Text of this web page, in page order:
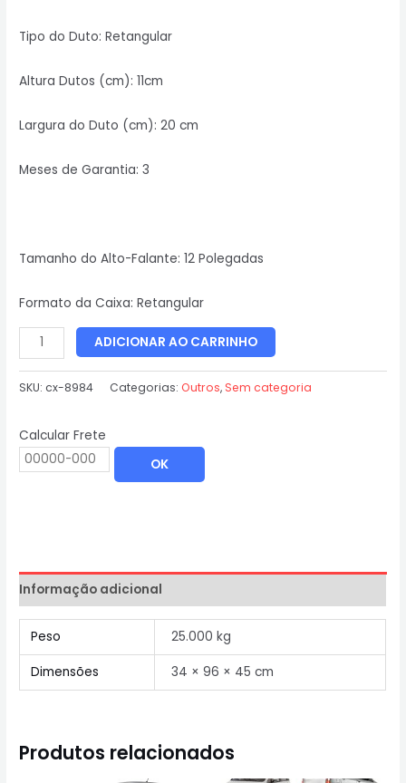
Tipo do Duto: Retangular
Altura Dutos (cm): 11cm
Largura do Duto (cm): 20 cm
Meses de Garantia: 3
Tamanho do Alto-Falante: 12 Polegadas
Formato da Caixa: Retangular
ADICIONAR AO CARRINHO
SKU:cx-8984 Categorias:Outros, Sem categoria
Calcular Frete
OK
Informação adicional
Peso 25.000 kg
Dimensões 34 × 96 × 45 cm
Produtos relacionados